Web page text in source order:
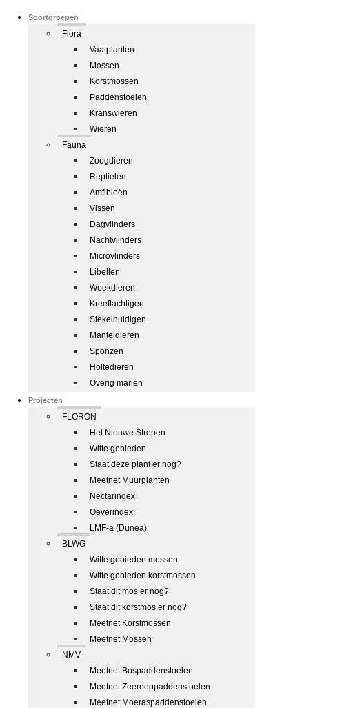
Soortgroepen
Flora
Vaatplanten
Mossen
Korstmossen
Paddenstoelen
Kranswieren
Wieren
Fauna
Zoogdieren
Reptielen
Amfibieën
Vissen
Dagvlinders
Nachtvlinders
Microvlinders
Libellen
Weekdieren
Kreeftachtigen
Stekelhuidigen
Manteldieren
Sponzen
Holtedieren
Overig marien
Projecten
FLORON
Het Nieuwe Strepen
Witte gebieden
Staat deze plant er nog?
Meetnet Muurplanten
Nectarindex
Oeverindex
LMF-a (Dunea)
BLWG
Witte gebieden mossen
Witte gebieden korstmossen
Staat dit mos er nog?
Staat dit korstmos er nog?
Meetnet Korstmossen
Meetnet Mossen
NMV
Meetnet Bospaddenstoelen
Meetnet Zeereeppaddenstoelen
Meetnet Moeraspaddenstoelen